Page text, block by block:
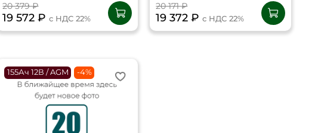
20 379 ₽
19 572 ₽с НДС 22%
20 171 ₽
19 372 ₽с НДС 22%
155Ач 12В / AGM -4%